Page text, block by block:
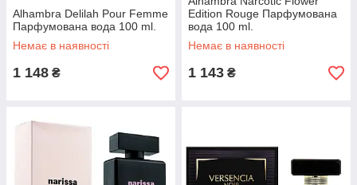
Alhambra Delilah Pour Femme
Парфумована вода 100 ml.
Немає в наявності
1 148 ₴
Edition Rouge Парфумована
вода 100 ml.
Немає в наявності
1 143 ₴